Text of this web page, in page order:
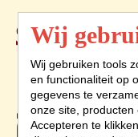
JE
Wij
Wij gebruiken tools
en functionaliteit op
gegevens te
onze site,
Accepteren te